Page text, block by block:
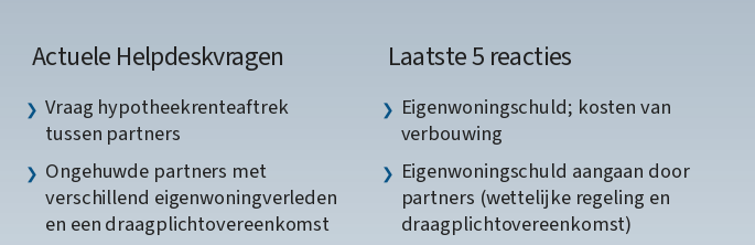
Actuele Helpdeskvragen
Vraag hypotheekrenteaftrek
tussen partners
Ongehuwde partners met
verschillend eigenwoningverleden
en een draagplichtovereenkomst
Laatste 5 reacties
Eigenwoningschuld; kosten van
verbouwing
Eigenwoningschuld aangaan door
partners (wettelijke regeling en
draagplichtovereenkomst)